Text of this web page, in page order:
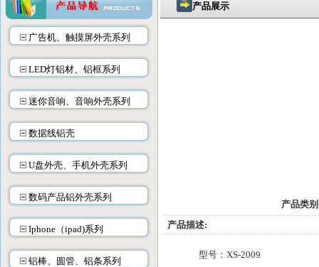
广告机、触摸屏外壳系列
LED灯铝材、铝框系列
迷你音响、音响外壳系列
数据线铝壳
U盘外壳、手机外壳系列
数码产品铝外壳系列
Iphone（ipad)系列
铝棒、圆管、铝条系列
产品展示
产品类
产品描述:
型号：XS-